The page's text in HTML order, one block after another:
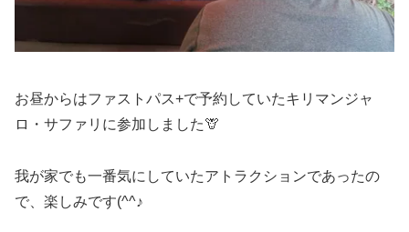
お昼からはファストパス+で予約していたキリマンジャ
ロ・サファリに参加しました🦒
我が家でも一番気にしていたアトラクションであったの
で、楽しみです(^^♪